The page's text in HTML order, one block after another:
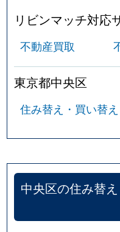
リビンマッチ対応
不動産買取
東京都中央区
住み替え・買い替え
中央区の住み替